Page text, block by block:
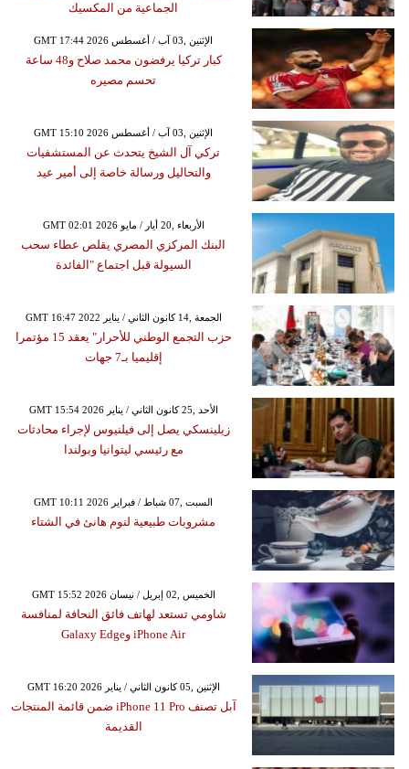
الجماعية من المكسيك
GMT 17:44 2026 الإثنين ,03 آب / أغسطس
كبار تركيا يرفضون محمد صلاح و48 ساعة
تحسم مصيره
GMT 15:10 2026 الإثنين ,03 آب / أغسطس
تركي آل الشيخ يتحدث عن المستشفيات
والتحاليل ورسالة خاصة إلى أمير عيد
GMT 02:01 2026 الأربعاء ,20 أيار / مايو
البنك المركزي المصري يقلص عطاء سحب
السيولة قبل اجتماع "الفائدة
GMT 16:47 2022 الجمعة ,14 كانون الثاني / يناير
حزب التجمع الوطني للأحرار" يعقد 15 مؤتمرا
إقليميا بـ7 جهات
GMT 15:54 2026 الأحد ,25 كانون الثاني / يناير
زيلينسكي يصل إلى فيلنيوس لإجراء محادثات
مع رئيسي ليتوانيا وبولندا
GMT 10:11 2026 السبت ,07 شباط / فبراير
مشروبات طبيعية لنوم هانئ في الشتاء
GMT 15:52 2026 الخميس ,02 إبريل / نيسان
شاومي تستعد لهاتف فائق النحافة لمنافسة
iPhone Air وGalaxy Edge
GMT 16:20 2026 الإثنين ,05 كانون الثاني / يناير
آبل تصنف iPhone 11 Pro ضمن قائمة المنتجات
القديمة